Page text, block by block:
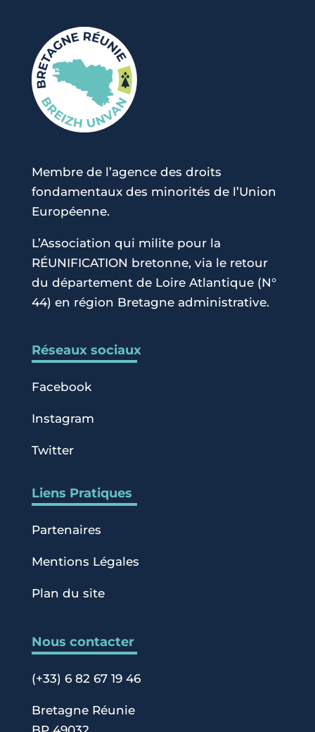
Membre de l’agence des droits
fondamentaux des minorités de l’Union
Européenne.
L’Association qui milite pour la
RÉUNIFICATION bretonne, via le retour
du département de Loire Atlantique (N°
44) en région Bretagne administrative.
Réseaux sociaux
Facebook
Instagram
Twitter
Liens Pratiques
Partenaires
Mentions Légales
Plan du site
Nous contacter
(+33) 6 82 67 19 46
Bretagne Réunie